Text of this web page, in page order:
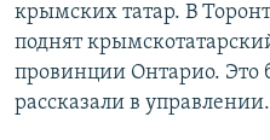
крымских татар. В
поднят
провинции Онтарио. Это
рассказали в управлении.